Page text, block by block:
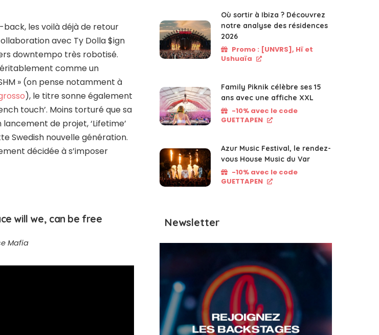
les voilà déjà de retour
avec Ty Dolla $ign
downtempo très robotisé.
comme un
» (on pense notamment à
), le titre sonne également
touch’. Moins torturé que sa
de projet, ‘Lifetime’
Swedish nouvelle génération.
décidée à s’imposer
will we, can be free
Mafia
Où sortir à Ibiza ? Découvrez
notre analyse des résidences
2026
Promo : [UNVRS], Hï et
Ushuaïa
Family Piknik célèbre ses 15
ans avec une affiche XXL
-10% avec le code
GUETTAPEN
Azur Music Festival, le rendez-
vous House Music du Var
-10% avec le code
GUETTAPEN
Newsletter